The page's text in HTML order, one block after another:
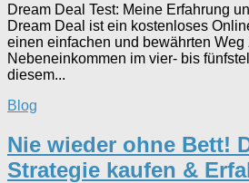
Dream Deal Test: Meine Erfahrung
Dream Deal ist ein kostenloses
einen einfachen und bewährten Weg
Nebeneinkommen im vier- bis
diesem...
Blog
Nie wieder ohne Bett!
Strategie kaufen &